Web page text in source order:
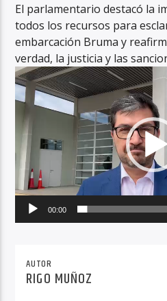
El parlamentario destacó la
todos los recursos para
embarcación Bruma y
verdad, la justicia y las
Reproductor
de
vídeo
00:00
AUTOR
RIGO MUÑOZ